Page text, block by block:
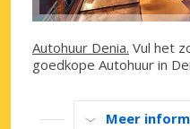
Autohuur Denia. Vul het
goedkope Autohuur in
Meer